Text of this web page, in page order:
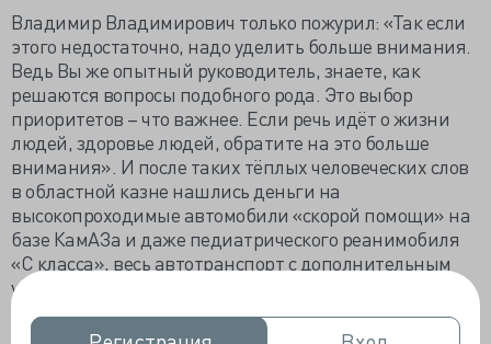
Владимир Владимирович только пожурил: «Так если
этого недостаточно, надо уделить больше внимания.
Ведь Вы же опытный руководитель, знаете, как
решаются вопросы подобного рода. Это выбор
приоритетов – что важнее. Если речь идёт о жизни
людей, здоровье людей, обратите на это больше
внимания». И после таких тёплых человеческих слов
в областной казне нашлись деньги на
высокопроходимые автомобили «скорой помощи» на
базе КамАЗа и даже педиатрического реанимобиля
«С класса», весь автотранспорт с дополнительным
утеплением, как и просил шофёр хасынской
амбулатории.